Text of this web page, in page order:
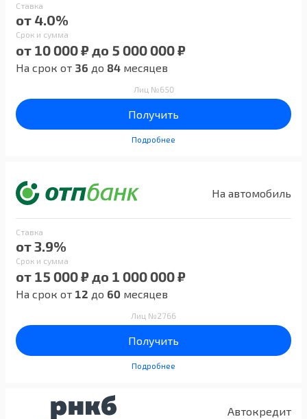
Ставка
от 4.0%
Срок и сумма
от 10 000 ₽ до 5 000 000 ₽
На срок от 36 до 84 месяцев
Лиц №650
Получить
Подробнее
На автомобиль
Ставка
от 3.9%
Срок и сумма
от 15 000 ₽ до 1 000 000 ₽
На срок от 12 до 60 месяцев
Лиц №2766
Получить
Подробнее
Автокредит